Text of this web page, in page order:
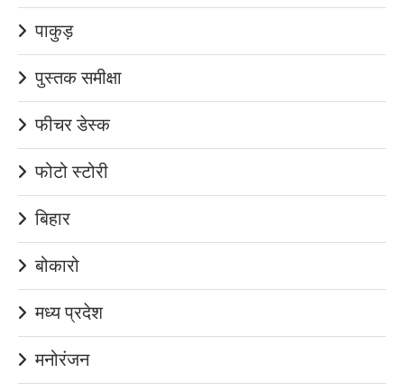
पाकुड़
पुस्तक समीक्षा
फीचर डेस्क
फोटो स्टोरी
बिहार
बोकारो
मध्य प्रदेश
मनोरंजन